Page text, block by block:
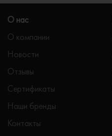
О нас
О компании
Новости
Отзывы
Сертификаты
Наши бренды
Контакты